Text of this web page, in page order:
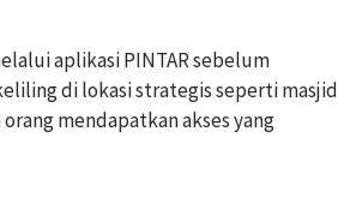
aplikasi PINTAR sebelum
di lokasi strategis seperti masjid
mendapatkan akses yang